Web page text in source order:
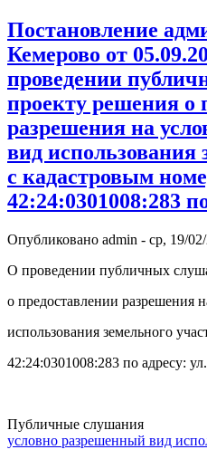
Постановление
Кемерово от
проведении
проекту решения о
разрешения на
вид использования
с кадастровым
42:24:0301008:283
Опубликовано admin - ср, 19/
О проведении публичных
о предоставлении разрешения
использования земельного
42:24:0301008:283 по адресу:
Публичные слушания
условно разрешенный вид